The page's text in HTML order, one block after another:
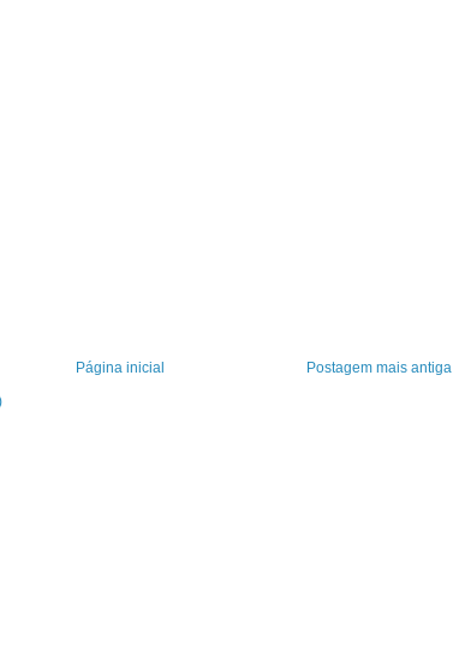
Postagem mais antiga
Página inicial